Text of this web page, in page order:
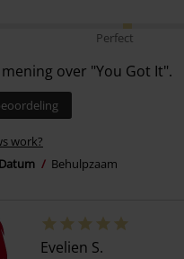
Perfect
over "You Got It".
work?
Datum Behulpzaam
Evelien S.